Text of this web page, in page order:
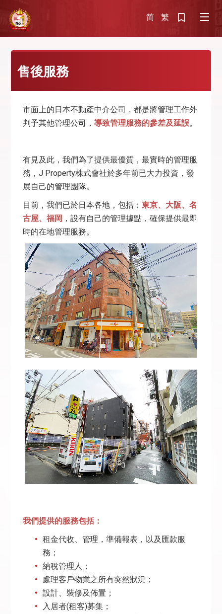
简 繁
售後服務
市面上的日本不動產中介公司，都是將管理工作外
判予其他管理公司，導致管理服務的參差及延誤。
有見及此，我們為了提供最優質，最實時的管理服
務，J Property株式會社於多年前已大力投資，發
展自己的管理團隊。
目前，我們已於日本各地，包括：東京、大阪、名
古屋、福岡 ，設有自己的管理據點，確保提供最即
時的在地管理服務。
我們提供的服務包括：
租金代收、管理，準備報表，以及匯款服
務；
納稅管理人；
處理客戶物業之所有突然狀況；
設計、裝修及佈置；
入居者(租客)募集；